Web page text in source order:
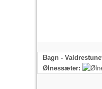
Bagn -
Ølnessæter: